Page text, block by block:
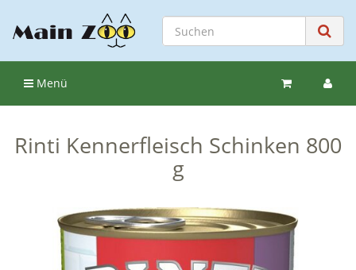
Menü
Rinti Kennerfleisch Schinken 800
g